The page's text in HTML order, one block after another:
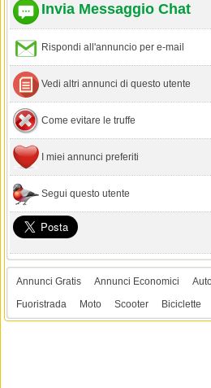
Invia Messaggio Chat
Rispondi all'annuncio per e-mail
Vedi altri annunci di questo utente
Come evitare le truffe
I miei annunci preferiti
Segui questo utente
Annunci Gratis Annunci Economici
Fuoristrada
Moto Scooter Biciclette